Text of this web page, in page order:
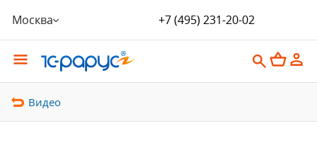
Москва +7 (495) 231-20-02
Видео